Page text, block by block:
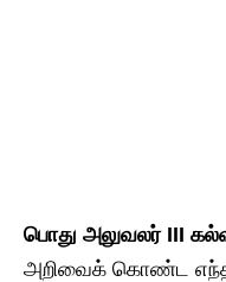
பொது அலுவலர் III
அறிவைக் கொண்ட